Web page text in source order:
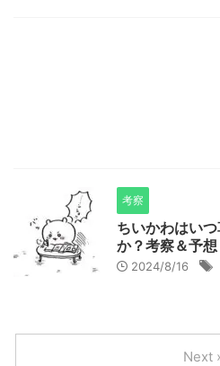
考察
ちいかわはい
か？考察＆予想
2024/8/16
Next